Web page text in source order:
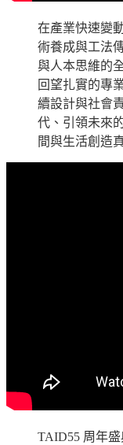
在產業快速變
術養成與工法
與人本思維的
回望扎實的專
續設計與社會
代、引領未來
間與生活創造
TAID55 周年